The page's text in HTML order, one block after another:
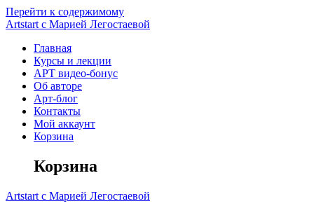
Перейти к содержимому
Artstart с Марией Легостаевой
Главная
Курсы и лекции
АРТ видео-бонус
Об авторе
Арт-блог
Контакты
Мой аккаунт
Корзина
Корзина
Artstart с Марией Легостаевой